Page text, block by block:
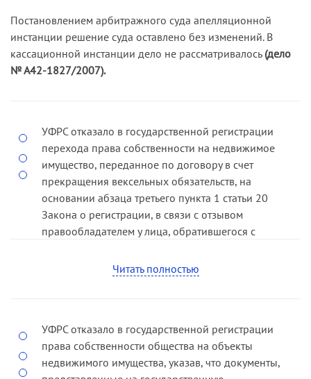
Постановлением арбитражного суда апелляционной
инстанции решение суда оставлено без изменений. В
кассационной инстанции дело не рассматривалось (дело
№ А42-1827/2007).
УФРС отказало в государственной регистрации
перехода права собственности на недвижимое
имущество, переданное по договору в счет
прекращения вексельных обязательств, на
основании абзаца третьего пункта 1 статьи 20
Закона о регистрации, в связи с отзывом
правообладателем у лица, обратившегося с
перехода права, ранее выданной доверенности.
регистрации прав может быть отказано в случае,
если с заявлением о государственной
регистрации прав обратилось ненадлежащее
лицо.
Читать полностью
УФРС отказало в государственной регистрации
права собственности общества на объекты
недвижимого имущества, указав, что документы,